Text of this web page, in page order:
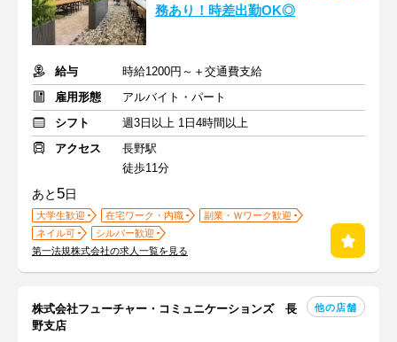
務あり！時差出勤OK◎
給与
時給1200円～＋交通費支給
雇用形態
アルバイト・パート
シフト
週3日以上 1日4時間以上
アクセス
長野駅
徒歩11分
あと 5日
大学生歓迎 在宅ワーク・内職
副業・Ｗワーク歓迎
ネイル可
シルバー歓迎
第一法規株式会社の求人一覧を見る
株式会社フューチャー・コミュニケーションズ 長
野支店
他の店舗